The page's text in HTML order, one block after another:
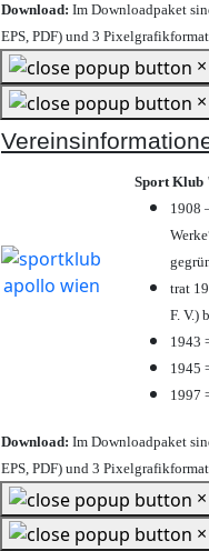
Download: Im Downloadpaket
EPS, PDF) und 3
×
×
Sport
1908
trat
F. V.)
1943
1945
1997
Download: Im Downloadpaket
EPS, PDF) und 3
×
×